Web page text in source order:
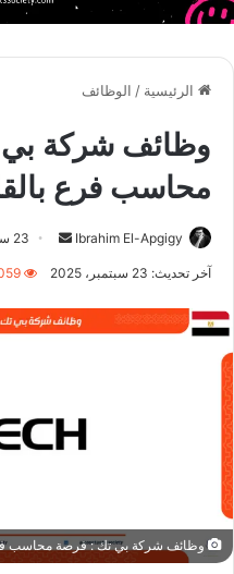
الرئيسية / الوظائف
وظائف شركة
محاسب فرع
Ibrahim El-Apgigy
أرسل 23 سبتمبر، 2025
آخر تحديث: 23 سبتمبر، 2025
وظائف شركة بي تك : فرصة محاسب